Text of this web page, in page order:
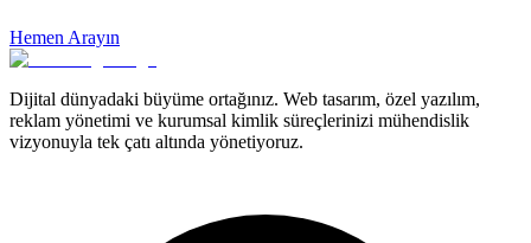
Hemen Arayın
Dijital dünyadaki büyüme ortağınız. Web tasarım, özel yazılım,
reklam yönetimi ve kurumsal kimlik süreçlerinizi mühendislik
vizyonuyla tek çatı altında yönetiyoruz.